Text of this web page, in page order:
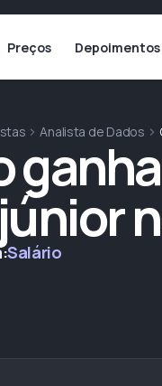
Preços Depoimentos
Analista de Dados
Salário